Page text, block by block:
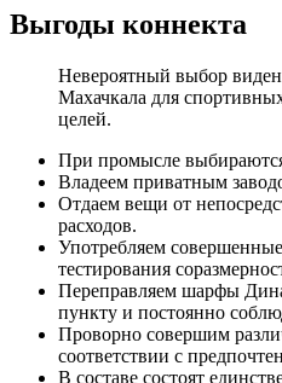
Выгоды коннекта
Невероятный выбор
Махачкала для
целей.
При промысле
Владеем приватным
Отдаем вещи от
расходов.
Употребляем
тестирования
Переправляем шарфы
пункту и постоянно
Проворно совершим
соответствии с
В составе состоят